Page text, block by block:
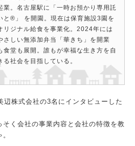
業。名古屋駅に「一時お預かり専用託
と®」 を開園。現在は保育施設3園を
リジナル給食を事業化。2024年には
さしい無添加弁当「華きち」を開業
食堂も展開。誰もが幸福な生き方を自
る社会を目指している。
辺株式会社の3名にインタビューした
そく会社の事業内容と会社の特徴を教